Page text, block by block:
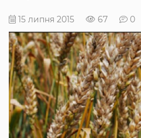
15 липня 2015 67 0